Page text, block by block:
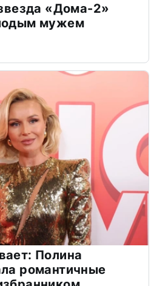
«Дома-2»
мужем
Полина
романтичные